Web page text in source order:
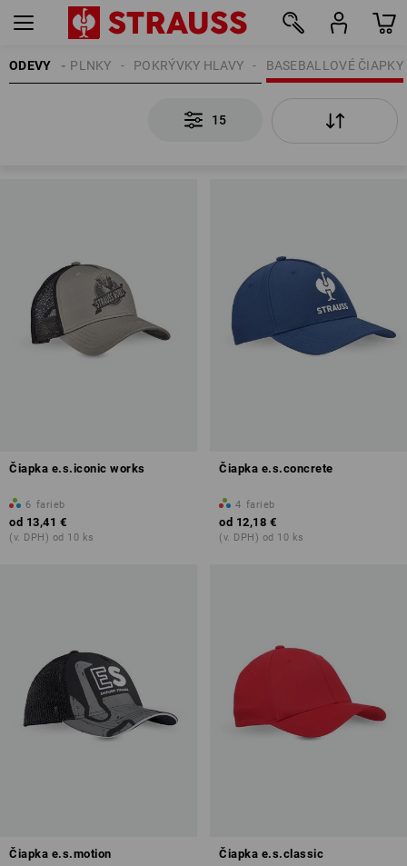
ODEVY BASEBALLOVÉ ČIAPKY
POKRÝVKY HLAVY
DOPLNKY
15
Čiapka e.s.iconic works
6 farieb
od 13,41 €
(v. DPH) od 10 ks
Čiapka e.s.concrete
4 farieb
od 12,18 €
(v. DPH) od 10 ks
Čiapka e.s.motion Čiapka e.s.classic